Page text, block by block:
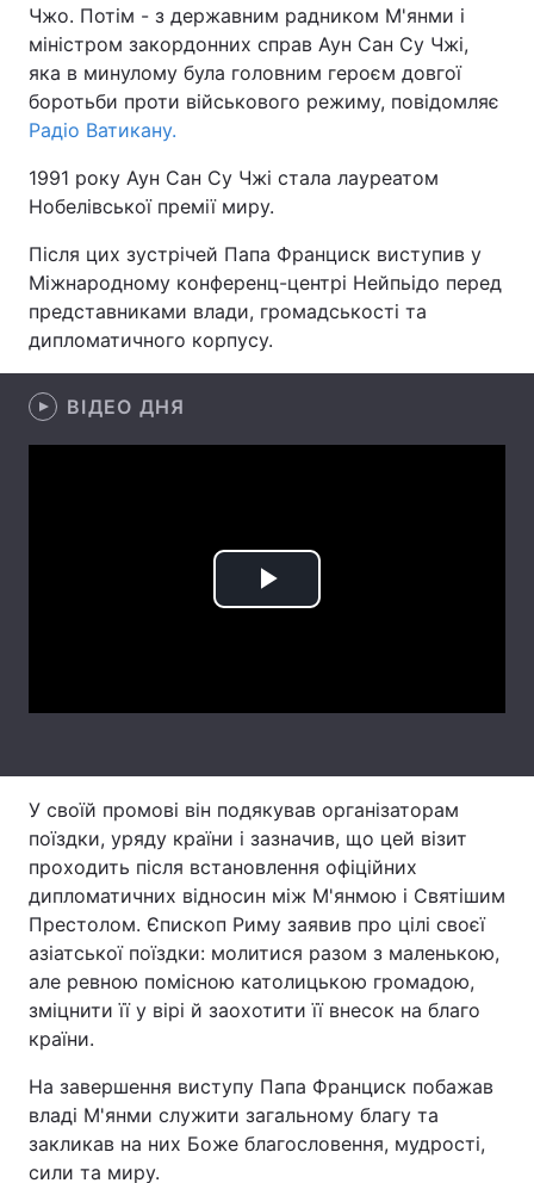
Головна Війна
Економіка
Спорт Наука
Техно і зв'язок Лайт
Зброя Інциденти
Здоров'я
Контакти
Послуги
Тема оформлення
Чжо. Потім - з державним радником М'янми і
міністром закордонних справ Аун Сан Су Чжі,
яка в минулому була головним героєм довгої
боротьби проти військового режиму, повідомляє
Радіо Ватикану.
1991 року Аун Сан Су Чжі стала лауреатом
Нобелівської премії миру.
Після цих зустрічей Папа Франциск виступив у
Міжнародному конференц-центрі Нейпьідо перед
представниками влади, громадськості та
дипломатичного корпусу.
ВІДЕО ДНЯ
Play
У своїй промові він подякував організаторам
поїздки, уряду країни і зазначив, що цей візит
проходить після встановлення офіційних
дипломатичних відносин між М'янмою і Святішим
Престолом. Єпископ Риму заявив про цілі своєї
азіатської поїздки: молитися разом з маленькою,
але ревною помісною католицькою громадою,
зміцнити її у вірі й заохотити її внесок на благо
країни.
На завершення виступу Папа Франциск побажав
владі М'янми служити загальному благу та
закликав на них Боже благословення, мудрості,
сили та миру.